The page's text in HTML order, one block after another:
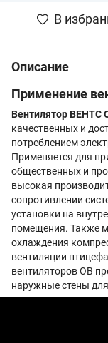
В
Описание
Применение
Вентилятор ВЕНТС
качественных и
потреблением
Применяется для
общественных и
высокая
сопротивлении
установки на
помещения. Также
охлаждения
вентиляции
вентиляторов ОВ
наружные стены